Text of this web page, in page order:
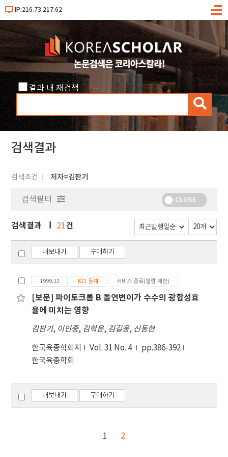
IP:216.73.217.62
메
결과 내 재검색
검
색
검색결과
검색조건 저자=김판기
검색필터 CLOSE
검색결과 21건
내보내기 구매하기
1999.12 KCI 등재 서비스 종료(열람 제한)
[보문] 파이토크롬 B 돌연변이가 수수의 광합성효
율에 미치는 영향
김판기, 이인중, 김학윤, 김길웅, 신동현
한국육종학회지 Vol. 31 No. 4
pp.386-392
한국육종학회
내보내기 구매하기
1 2